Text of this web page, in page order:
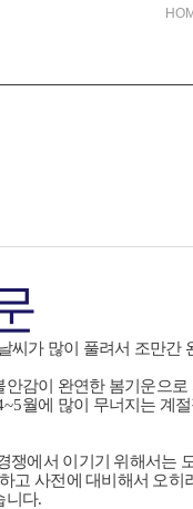
씨가 많이 풀려서 조만간
감이 완연한 봄기운으로
월에 많이 무너지는 계
쟁에서 이기기 위해서는
고 사전에 대비해서 오히
니다.